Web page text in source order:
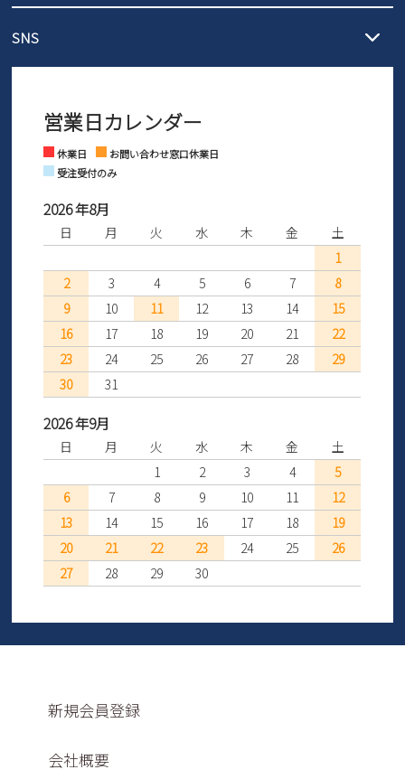
ご利用ください。
ントとしても安心してご利用いただけるよう、サイズ交換の受付期
さい。
営業時間：11時～17時
※土日祝はお問い合わせ窓口休業日となります。
SNS
Facebook Instagram
営業日カレンダー
休業日
お問い合わせ窓口休業日
受注受付のみ
2026 年8月
日 月 火 水 木 金
土
1
2
3 4 5 6 7
8
9
10 11 12 13 14
15
16
17 18 19 20 21
22
23
24 25 26 27 28
29
30
31
2026 年9月
日 月 火 水 木 金
土
1
2 3 4
5
6
7 8 9 10 11
12
13
14 15 16 17 18
19
20
21 22 23 24 25
26
27
28 29 30
新規会員登録
会社概要